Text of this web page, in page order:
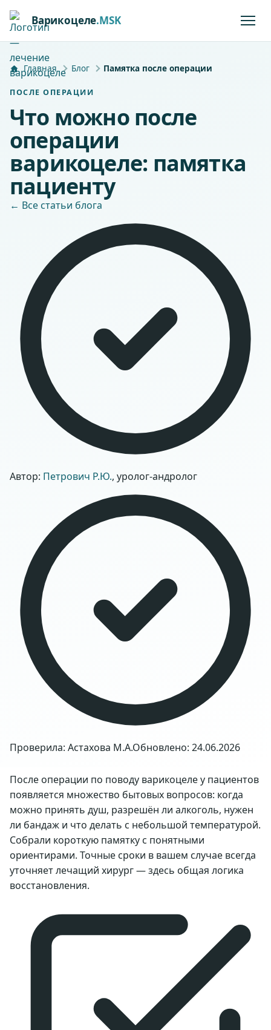
Варикоцеле.MSK
Главная Блог Памятка после операции
ПОСЛЕ ОПЕРАЦИИ
Что можно после
операции
варикоцеле: памятка
пациенту
← Все статьи блога
Автор: Петрович Р.Ю., уролог-андролог
Проверила: Астахова М.А.Обновлено: 24.06.2026
После операции по поводу варикоцеле у пациентов
появляется множество бытовых вопросов: когда
можно принять душ, разрешён ли алкоголь, нужен
ли бандаж и что делать с небольшой температурой.
Собрали короткую памятку с понятными
ориентирами. Точные сроки в вашем случае всегда
уточняет лечащий хирург — здесь общая логика
восстановления.